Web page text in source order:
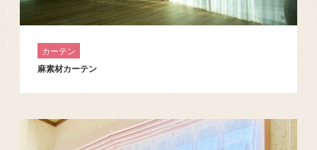
カーテン
麻素材カーテン